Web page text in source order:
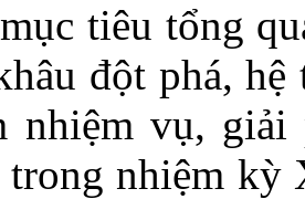
tiêu tổng
đột phá,
nhiệm vụ, giải
trong nhiệm kỳ